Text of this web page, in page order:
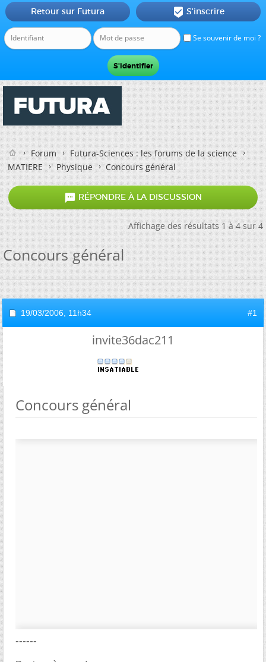
Se souvenir de moi ?
Retour sur Futura  S'inscrire
Forum
Futura-Sciences : les forums de la science
MATIERE
Physique Concours général
 RÉPONDRE À LA DISCUSSION
Affichage des résultats 1 à 4 sur 4
Concours général
19/03/2006, 11h34 #1
invite36dac211
Concours général
------